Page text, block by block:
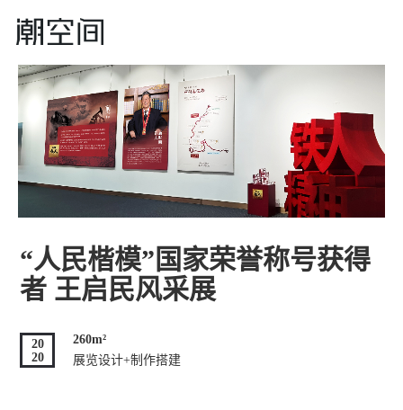
“人民楷模”国家荣誉称号获得
者 王启民风采展
20
20
260m²
展览设计+制作搭建